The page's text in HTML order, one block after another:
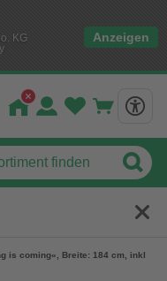
KG
Anzeigen
is coming«, Breite: 184 cm, inkl.